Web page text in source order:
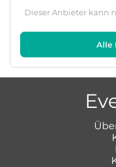
Dieser Anbieter kann
Alle